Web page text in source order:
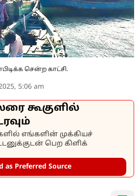
சென்ற காட்சி.
5:06 am
கூகுளில்
எங்களின் முக்கியச்
பெற கிளிக்
as Preferred Source